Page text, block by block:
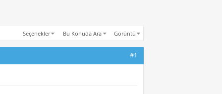
Seçenekler Bu Konuda Ara Görüntü
#1